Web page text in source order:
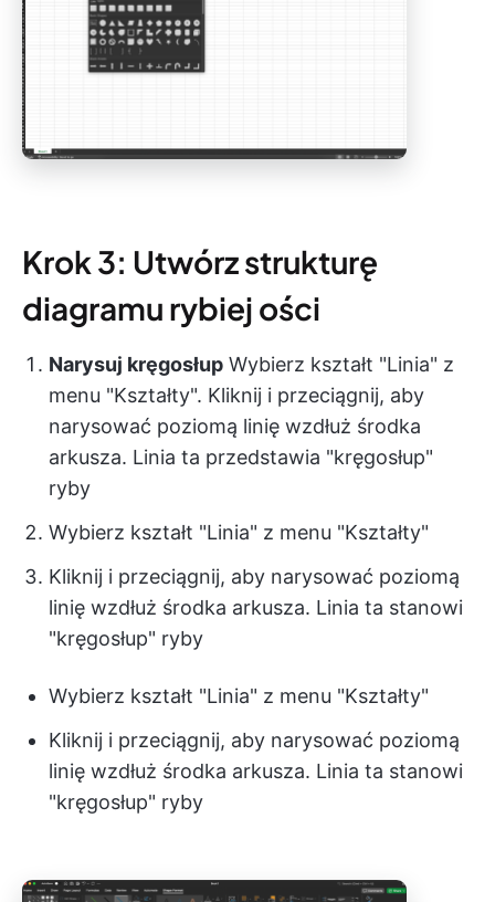
Krok 3: Utwórz strukturę
diagramu rybiej ości
Narysuj kręgosłup Wybierz kształt "Linia" z
menu "Kształty". Kliknij i przeciągnij, aby
narysować poziomą linię wzdłuż środka
arkusza. Linia ta przedstawia "kręgosłup"
ryby
Wybierz kształt "Linia" z menu "Kształty"
Kliknij i przeciągnij, aby narysować poziomą
linię wzdłuż środka arkusza. Linia ta stanowi
"kręgosłup" ryby
Wybierz kształt "Linia" z menu "Kształty"
Kliknij i przeciągnij, aby narysować poziomą
linię wzdłuż środka arkusza. Linia ta stanowi
"kręgosłup" ryby